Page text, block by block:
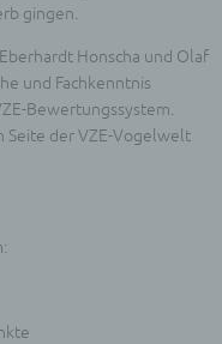
gingen.
Honscha und Olaf
und Fachkenntnis
Bewertungssystem.
Seite der VZE-Vogelwelt